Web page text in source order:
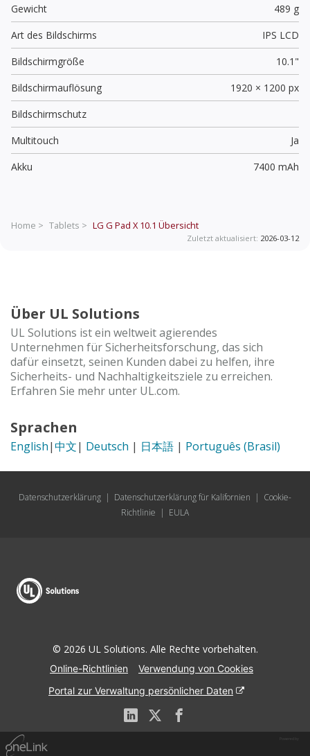
Gewicht
489 g
Art des Bildschirms
IPS LCD
Bildschirmgröße
10.1"
Bildschirmauflösung
1920 × 1200 px
Bildschirmschutz
Multitouch
Ja
Akku
7400 mAh
Home > Tablets > LG G Pad X 10.1 Übersicht
Zuletzt aktualisiert: 2026-03-12
Über UL Solutions
UL Solutions ist ein weltweit agierendes
Unternehmen für Sicherheitsforschung, das sich
dafür einsetzt, seinen Kunden dabei zu helfen, ihre
Sicherheits- und Nachhaltigkeitsziele zu erreichen.
Erfahren Sie mehr unter UL.com.
Sprachen
English|中文| Deutsch | 日本語 | Português (Brasil)
Datenschutzerklärung | Datenschutzerklärung für Kalifornien | Cookie-
Richtlinie | EULA
© 2026 UL Solutions. Alle Rechte vorbehalten.
Online-Richtlinien
Verwendung von Cookies
Portal zur Verwaltung persönlicher Daten